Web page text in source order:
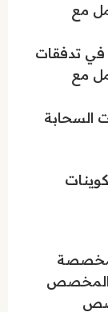
مع
في تدفقات
مع
السحابة
المخصص